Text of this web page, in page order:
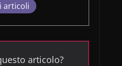
articoli
articolo?